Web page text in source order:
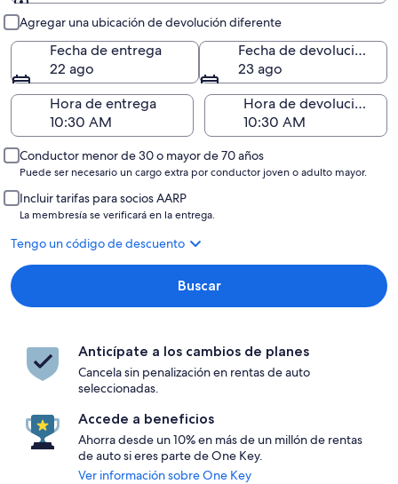
Agregar una ubicación de devolución diferente
Fecha de entrega
22 ago
Fecha de devolución
23 ago
Hora de entrega
Hora de devolución
Conductor menor de 30 o mayor de 70 años
Puede ser necesario un cargo extra por conductor joven o adulto mayor.
Incluir tarifas para socios AARP
La membresía se verificará en la entrega.
Tengo un código de descuento
Buscar
Anticípate a los cambios de planes
Cancela sin penalización en rentas de auto
seleccionadas.
Accede a beneficios
Ahorra desde un 10% en más de un millón de rentas
de auto si eres parte de One Key.
Ver información sobre One Key